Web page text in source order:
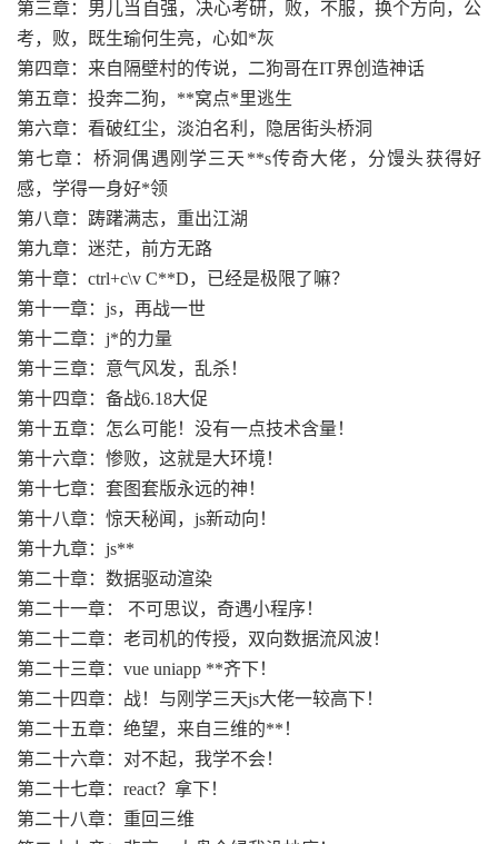
第三章：男儿当自强，决心考研，败，不服，换个方向，公
考，败，既生瑜何生亮，心如*灰
第四章：来自隔壁村的传说，二狗哥在IT界创造神话
第五章：投奔二狗，**窝点*里逃生
第六章：看破红尘，淡泊名利，隐居街头桥洞
第七章：桥洞偶遇刚学三天**s传奇大佬，分馒头获得好
感，学得一身好*领
第八章：踌躇满志，重出江湖
第九章：迷茫，前方无路
第十章：ctrl+c\v C**D，已经是极限了嘛？
第十一章：js，再战一世
第十二章：j*的力量
第十三章：意气风发，乱杀！
第十四章：备战6.18大促
第十五章：怎么可能！没有一点技术含量！
第十六章：惨败，这就是大环境！
第十七章：套图套版永远的神！
第十八章：惊天秘闻，js新动向！
第十九章：js**
第二十章：数据驱动渲染
第二十一章： 不可思议，奇遇小程序！
第二十二章：老司机的传授，双向数据流风波！
第二十三章：vue uniapp **齐下！
第二十四章：战！与刚学三天js大佬一较高下！
第二十五章：绝望，来自三维的**！
第二十六章：对不起，我学不会！
第二十七章：react？拿下！
第二十八章：重回三维